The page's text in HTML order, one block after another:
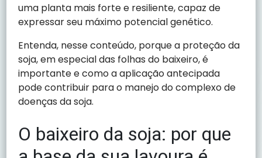
uma planta mais forte e resiliente, capaz de
expressar seu máximo potencial genético.
Entenda, nesse conteúdo, porque a proteção da
soja, em especial das folhas do baixeiro, é
importante e como a aplicação antecipada
pode contribuir para o manejo do complexo de
doenças da soja.
O baixeiro da soja: por que